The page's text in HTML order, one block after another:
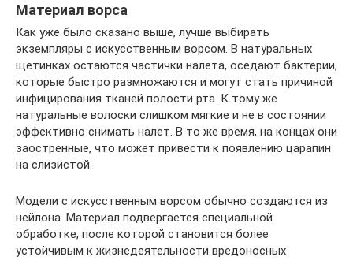
Материал ворса
Как уже было сказано выше, лучше выбирать
экземпляры с искусственным ворсом. В натуральных
щетинках остаются частички налета, оседают бактерии,
которые быстро размножаются и могут стать причиной
инфицирования тканей полости рта. К тому же
натуральные волоски слишком мягкие и не в состоянии
эффективно снимать налет. В то же время, на концах они
заостренные, что может привести к появлению царапин
на слизистой.
Модели с искусственным ворсом обычно создаются из
нейлона. Материал подвергается специальной
обработке, после которой становится более
устойчивым к жизнедеятельности вредоносных